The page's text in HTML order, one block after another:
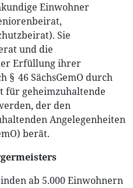
Einwohner
Sie
und die
Erfüllung ihrer
§ 46 SächsGemO durch
für geheimzuhaltende
der den
Angelegenheiten
berät.
ab 5.000 Einwohnern